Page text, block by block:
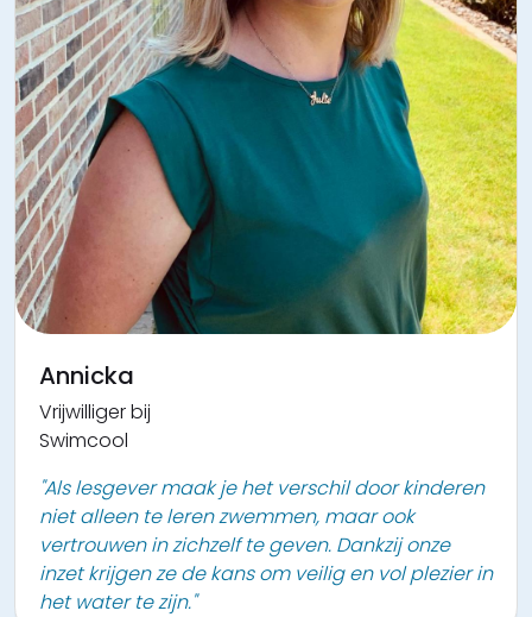
Annicka
Vrijwilliger bij
Swimcool
"Als lesgever maak je het verschil door kinderen
niet alleen te leren zwemmen, maar ook
vertrouwen in zichzelf te geven. Dankzij onze
inzet krijgen ze de kans om veilig en vol plezier in
het water te zijn."